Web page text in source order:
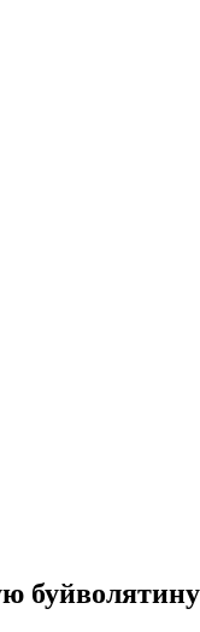
буйволятину